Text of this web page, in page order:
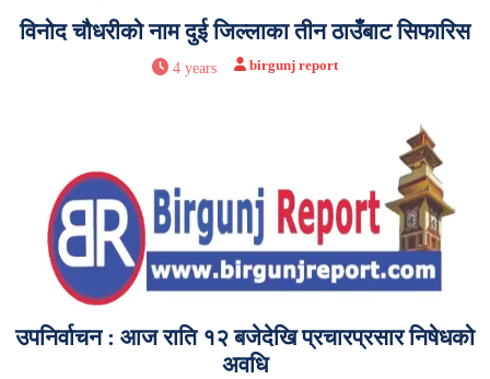
विनोद चौधरीको नाम दुई जिल्लाका तीन ठाउँबाट सिफारिस
4 years birgunj report
उपनिर्वाचन : आज राति १२ बजेदेखि प्रचारप्रसार निषेधको
अवधि